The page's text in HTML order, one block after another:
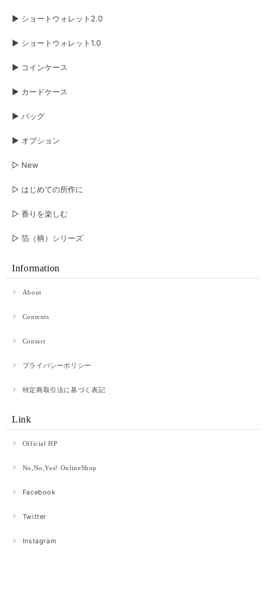
▶︎ ショートウォレット2.0
▶︎ ショートウォレット1.0
▶︎ コインケース
▶︎ カードケース
▶︎ バッグ
▶︎ オプション
▷ New
▷ はじめての所作に
▷ 香りを楽しむ
▷ 箔（柄）シリーズ
Information
About
Contents
Contact
プライバシーポリシー
特定商取引法に基づく表記
Link
Official HP
No,No,Yes! OnlineShop
Facebook
Twitter
Instagram